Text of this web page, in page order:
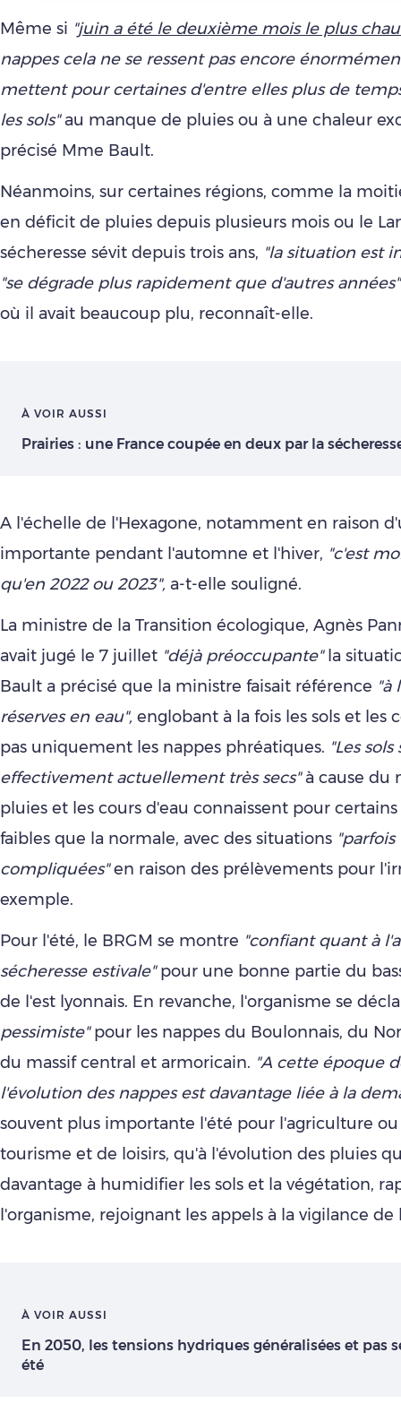
Même si "juin a été le deuxième mois le plus
nappes cela ne se ressent pas encore
mettent pour certaines d'entre elles plus de
les sols"au manque de pluies ou à une chaleur
précisé Mme Bault.
Néanmoins, sur certaines régions, comme la
en déficit de pluies depuis plusieurs mois ou le
sécheresse sévit depuis trois ans, "la situation est
"se dégrade plus rapidement que d'autres
où il avait beaucoup plu, reconnaît-elle.
À VOIR AUSSI
Prairies : une France coupée en deux par la
A l'échelle de l'Hexagone, notamment en raison
importante pendant l'automne et l'hiver, "c'est
qu'en 2022 ou 2023", a-t-elle souligné.
La ministre de la Transition écologique, Agnès
avait jugé le 7 juillet "déjà préoccupante"la
Bault a précisé que la ministre faisait référence "à
réserves en eau", englobant à la fois les sols et les
pas uniquement les nappes phréatiques. "Les sols
effectivement actuellement très secs"à cause du
pluies et les cours d'eau connaissent pour
faibles que la normale, avec des situations
compliquées"en raison des prélèvements pour
exemple.
Pour l'été, le BRGM se montre "confiant quant à
sécheresse estivale"pour une bonne partie du
de l'est lyonnais. En revanche, l'organisme se
pessimiste"pour les nappes du Boulonnais, du
du massif central et armoricain. "A cette époque
l'évolution des nappes est davantage liée à la
souvent plus importante l'été pour l'agriculture ou
tourisme et de loisirs, qu'à l'évolution des pluies
davantage à humidifier les sols et la végétation,
l'organisme, rejoignant les appels à la vigilance de
À VOIR AUSSI
En 2050, les tensions hydriques généralisées et pas
été